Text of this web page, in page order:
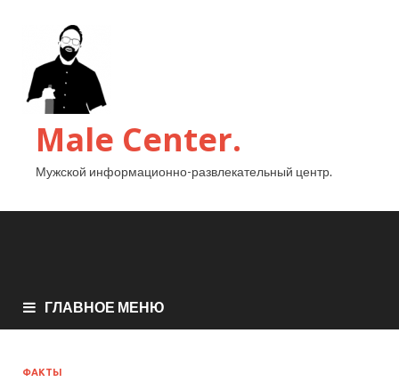
Male Center.
Мужской информационно-развлекательный центр.
ГЛАВНОЕ МЕНЮ
ФАКТЫ